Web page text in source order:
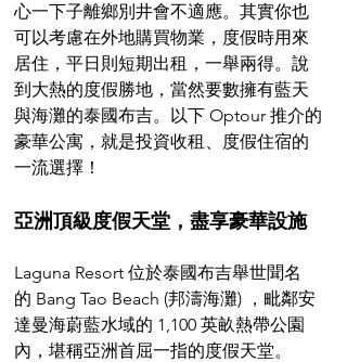
心一下子離鄉別井會不適應。其實你也
可以考慮在外地購買物業，度假時用來
居住，平日則短期出租，一舉兩得。說
到大熱的度假勝地，當然要數擁有藍天
與海灘的泰國布吉。以下 Optour 推介的
豪華公寓，就是投資收租、度假住宿的
一流選擇！
亞洲頂級度假天堂，盡享豪華設施
Laguna Resort 位於泰國布吉舉世聞名
的 Bang Tao Beach (邦濤海灘) ，毗鄰安
達曼海蔚藍水域的 1,100 英畝熱帶公園
內，堪稱亞洲首屈一指的度假天堂。